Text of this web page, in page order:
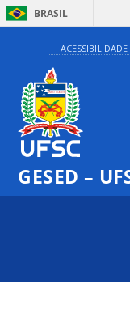
BRASIL
ACESSIBILIDADE
GESED –